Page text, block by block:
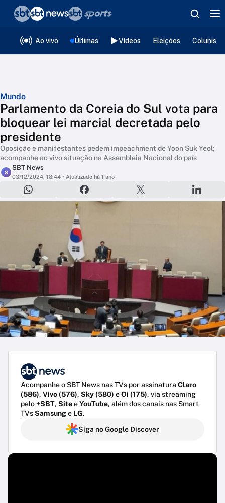
Ao vivo Últimas Vídeos Eleições
Mundo
Parlamento da Coreia do Sul vota para
bloquear lei marcial decretada pelo
presidente
Oposição e manifestantes pedem impeachment de Yoon Suk Yeol;
acompanhe ao vivo situação na Assembleia Nacional do país
S
SBT News
03/12/2024, 18:44 • Atualizado há 1 ano
Acompanhe o SBT News nas TVs por assinatura Claro
(586), Vivo (576), Sky (580) eOi (175), via streaming
pelo+SBT, SiteeYouTube, além dos canais nas Smart
TVsSamsunge LG.
Siga no Google Discover
❮voltar
Editorias